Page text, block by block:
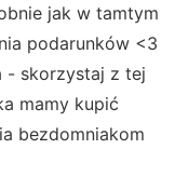
jak w tamtym
podarunków <3
- skorzystaj z tej
mamy kupić
bezdomniakom